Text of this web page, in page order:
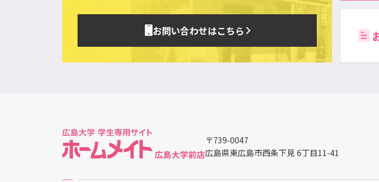
お問い合わせはこちら
〒739-0047
広島県東広島市西条下見 6丁目11-41